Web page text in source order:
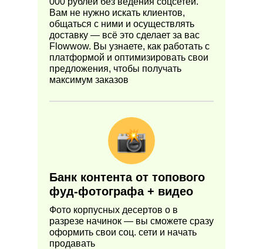
Банк контента от топового
фуд-фотографа + видео
Фото корпусных десертов о в
разрезе начинок — вы сможете сразу
оформить свои соц. сети и начать
продавать
Вам не нужно искать клиентов,
общаться с ними и осуществлять
доставку — всё это сделает за вас
Flowwow. Вы узнаете, как работать с
платформой и оптимизировать свои
предложения, чтобы получать
максимум заказов